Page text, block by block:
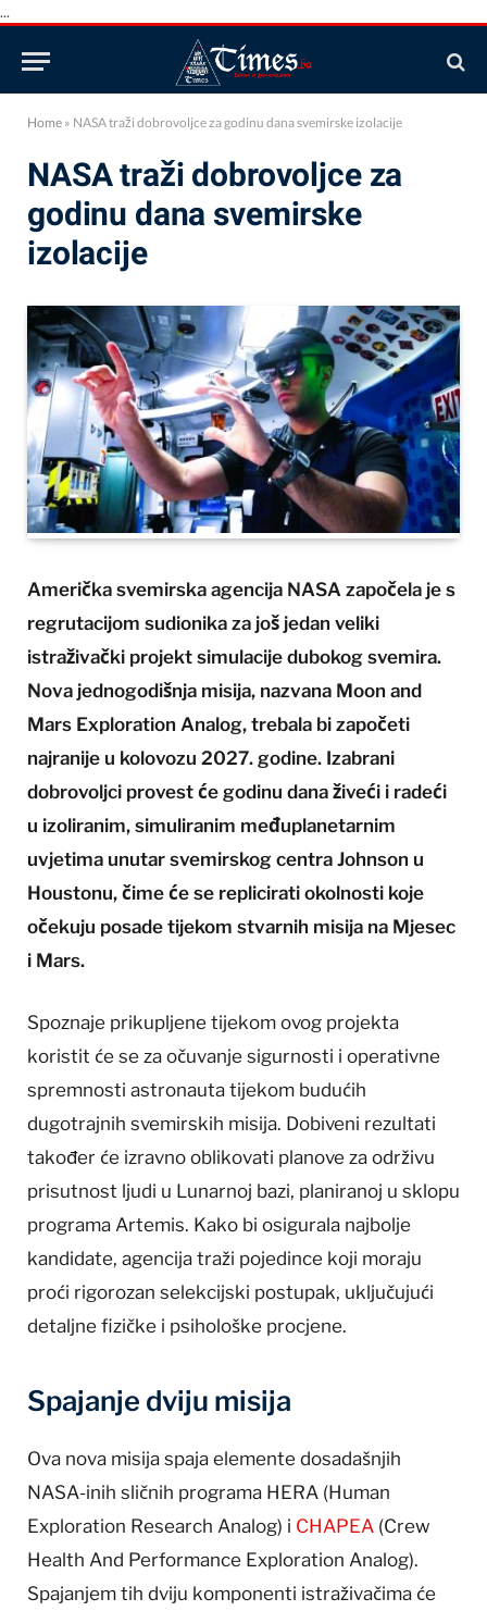
...
Home » NASA traži dobrovoljce za godinu dana svemirske izolacije
NASA traži dobrovoljce za
godinu dana svemirske
izolacije
Američka svemirska agencija NASA započela je s
regrutacijom sudionika za još jedan veliki
istraživački projekt simulacije dubokog svemira.
Nova jednogodišnja misija, nazvana Moon and
Mars Exploration Analog, trebala bi započeti
najranije u kolovozu 2027. godine. Izabrani
dobrovoljci provest će godinu dana živeći i radeći
u izoliranim, simuliranim međuplanetarnim
uvjetima unutar svemirskog centra Johnson u
Houstonu, čime će se replicirati okolnosti koje
očekuju posade tijekom stvarnih misija na Mjesec
i Mars.
Spoznaje prikupljene tijekom ovog projekta
koristit će se za očuvanje sigurnosti i operativne
spremnosti astronauta tijekom budućih
dugotrajnih svemirskih misija. Dobiveni rezultati
također će izravno oblikovati planove za održivu
prisutnost ljudi u Lunarnoj bazi, planiranoj u sklopu
programa Artemis. Kako bi osigurala najbolje
kandidate, agencija traži pojedince koji moraju
proći rigorozan selekcijski postupak, uključujući
detaljne fizičke i psihološke procjene.
Spajanje dviju misija
Ova nova misija spaja elemente dosadašnjih
NASA-inih sličnih programa HERA (Human
Exploration Research Analog) i CHAPEA (Crew
Health And Performance Exploration Analog).
Spajanjem tih dviju komponenti istraživačima će